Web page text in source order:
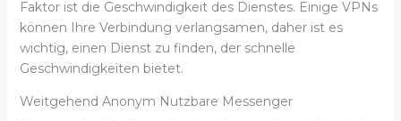
Faktor ist die Geschwindigkeit des Dienstes. Einige VPNs
können Ihre Verbindung verlangsamen, daher ist es
wichtig, einen Dienst zu finden, der schnelle
Geschwindigkeiten bietet.
Weitgehend Anonym Nutzbare Messenger